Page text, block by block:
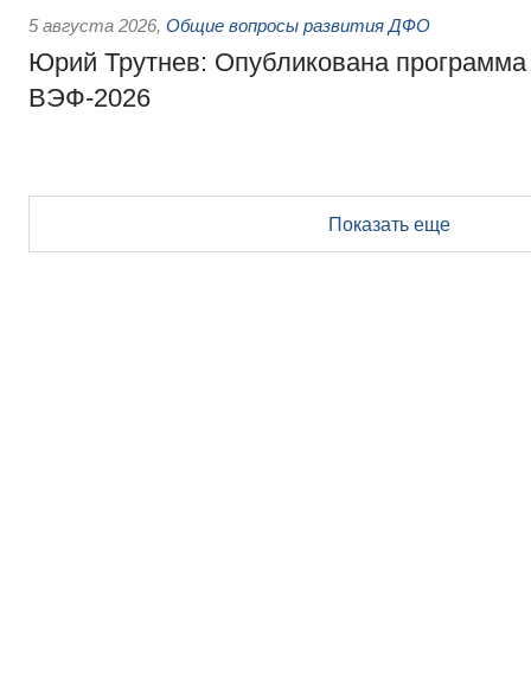
5 августа 2026, Общие вопросы развития ДФО
Юрий Трутнев: Опубликована
ВЭФ-2026
Показать еще